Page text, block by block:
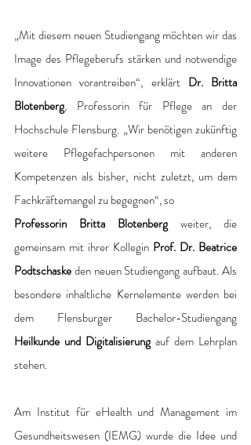
„Mit diesem neuen Studiengang möchten wir das
Image des Pflegeberufs stärken und notwendige
Innovationen vorantreiben“, erklärt Dr. Britta
Blotenberg, Professorin für Pflege an der
Hochschule Flensburg. „Wir benötigen zukünftig
weitere Pflegefachpersonen mit anderen
Kompetenzen als bisher, nicht zuletzt, um dem
Fachkräftemangel zu begegnen“, so
Professorin Britta Blotenberg weiter, die
gemeinsam mit ihrer Kollegin Prof. Dr. Beatrice
Podtschaske den neuen Studiengang aufbaut. Als
besondere inhaltliche Kernelemente werden bei
Heilkunde und Digitalisierung auf dem Lehrplan
stehen.
Am Institut für eHealth und Management im
Gesundheitswesen (IEMG) wurde die Idee und